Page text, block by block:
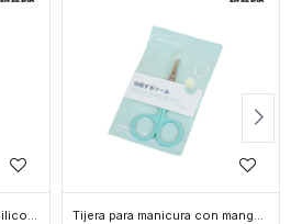
Accesorio exfoliante de silicona - Celeste Tijera para manicura con mango de color - Verde